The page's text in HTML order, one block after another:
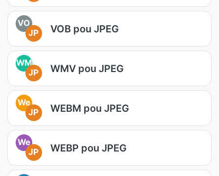
VO
JP
VOB pou JPEG
WM
JP
WMV pou JPEG
We
JP
WEBM pou JPEG
We
JP
WEBP pou JPEG